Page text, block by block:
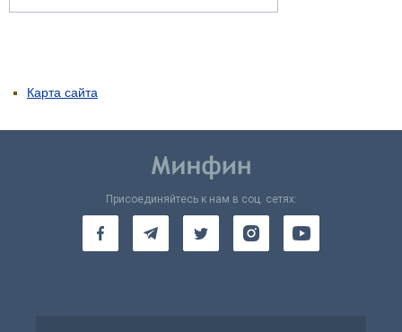
Карта сайта
Присоединяйтесь к нам в соц. сетях: